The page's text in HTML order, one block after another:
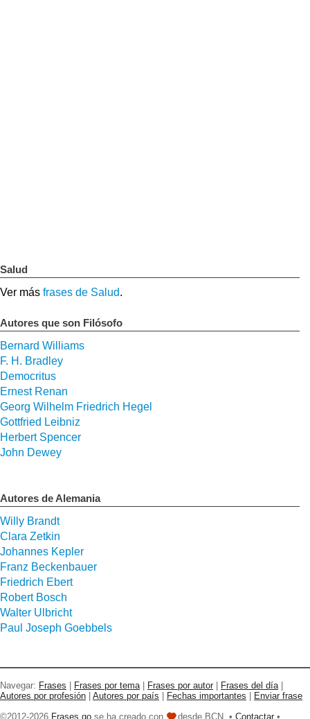
Salud
Ver más frases de Salud.
Autores que son Filósofo
Bernard Williams
F. H. Bradley
Democritus
Ernest Renan
Georg Wilhelm Friedrich Hegel
Gottfried Leibniz
Herbert Spencer
John Dewey
Autores de Alemania
Willy Brandt
Clara Zetkin
Johannes Kepler
Franz Beckenbauer
Friedrich Ebert
Robert Bosch
Walter Ulbricht
Paul Joseph Goebbels
Navegar: Frases Frases por tema| Frases por autor Frases del día|
Autores por profesión
Autores por país Fechas importantes
Enviar frase
©2012-2026 Frases go se ha creado con desde BCN. • Contactar •